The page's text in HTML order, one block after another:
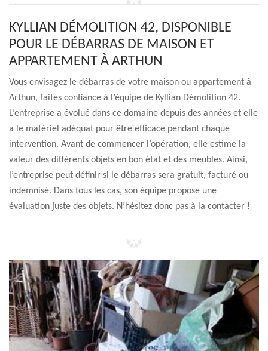
KYLLIAN DÉMOLITION 42, DISPONIBLE
POUR LE DÉBARRAS DE MAISON ET
APPARTEMENT À ARTHUN
Vous envisagez le débarras de votre maison ou appartement à
Arthun, faites confiance à l’équipe de Kyllian Démolition 42.
L’entreprise a évolué dans ce domaine depuis des années et elle
a le matériel adéquat pour être efficace pendant chaque
intervention. Avant de commencer l’opération, elle estime la
valeur des différents objets en bon état et des meubles. Ainsi,
l’entreprise peut définir si le débarras sera gratuit, facturé ou
indemnisé. Dans tous les cas, son équipe propose une
évaluation juste des objets. N’hésitez donc pas à la contacter !